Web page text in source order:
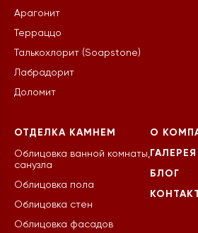
Арагонит
Терраццо
Талькохлорит (Soapstone)
Лабрадорит
Доломит
ОТДЕЛКА КАМНЕМ
Облицовка ванной комнаты,
санузла
Облицовка пола
Облицовка стен
Облицовка фасадов
О
ГАЛЕРЕЯ
БЛОГ